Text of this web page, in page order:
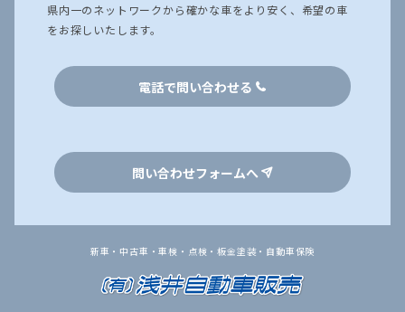
県内一のネットワークから確かな車をより安く、希望の車
をお探しいたします。
電話で問い合わせる
問い合わせフォームへ
新車・中古車・車検・点検・板金塗装・自動車保険